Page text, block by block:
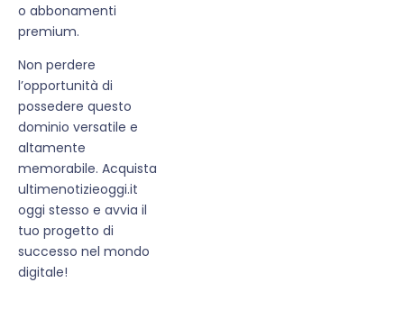
o abbonamenti
premium.
Non perdere
l’opportunità di
possedere questo
dominio versatile e
altamente
memorabile. Acquista
ultimenotizieoggi.it
oggi stesso e avvia il
tuo progetto di
successo nel mondo
digitale!